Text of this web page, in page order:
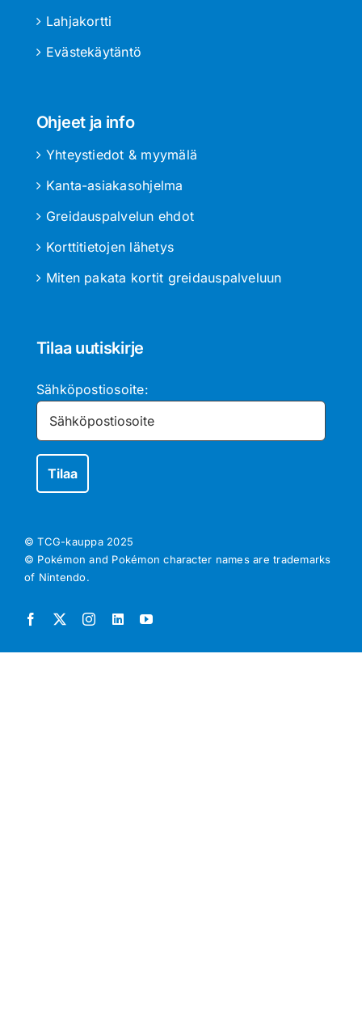
Lahjakortti
Evästekäytäntö
Ohjeet ja info
Yhteystiedot & myymälä
Kanta-asiakasohjelma
Greidauspalvelun ehdot
Korttitietojen lähetys
Miten pakata kortit greidauspalveluun
Tilaa uutiskirje
Sähköpostiosoite:
© TCG-kauppa 2025
© Pokémon and Pokémon character names are trademarks
of Nintendo.